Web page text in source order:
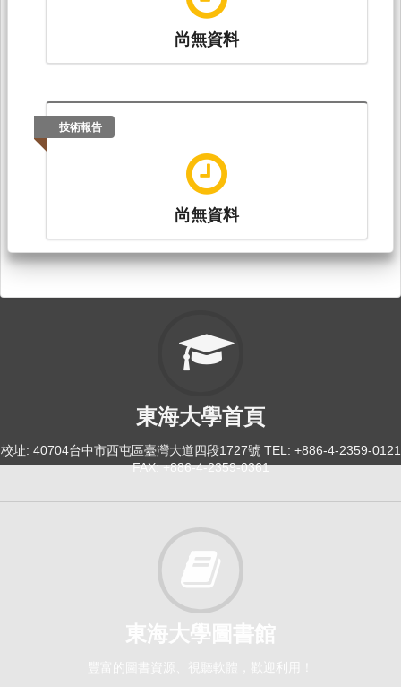
尚無資料
技術報告
尚無資料
東海大學首頁
校址: 40704台中市西屯區臺灣大道四段1727號 TEL: +886-4-2359-0121
FAX: +886-4-2359-0361
東海大學圖書館
豐富的圖書資源、視聽軟體，歡迎利用！